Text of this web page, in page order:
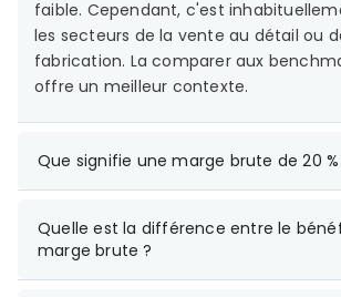
faible. Cependant, c'est
les secteurs de la vente au détail ou
fabrication. La comparer aux
offre un meilleur contexte.
Que signifie une marge brute de 20 %
Quelle est la différence entre le
marge brute ?